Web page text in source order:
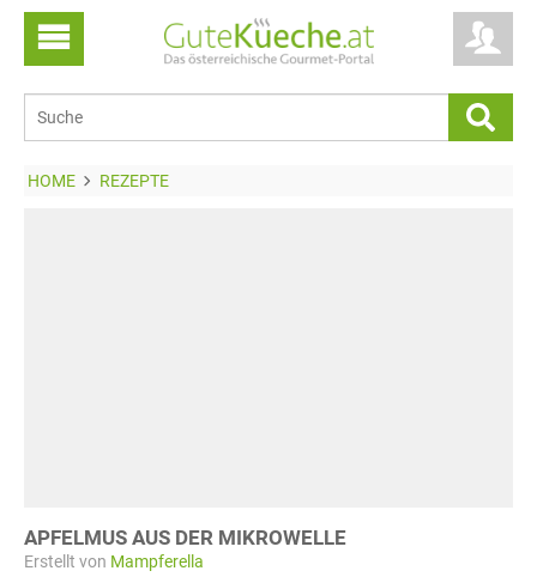
HOME REZEPTE
APFELMUS AUS DER MIKROWELLE
Erstellt von Mampferella